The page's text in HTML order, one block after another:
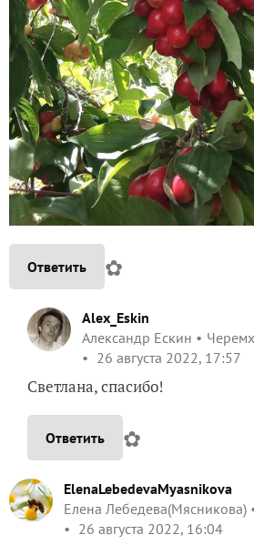
Ответить ✿
Alex_Eskin
Александр Ескин
26 августа 2022, 17:57
Светлана, спасибо!
Ответить ✿
ElenaLebedevaMyasnikova
Елена Лебедева(Мясникова)
26 августа 2022, 16:04